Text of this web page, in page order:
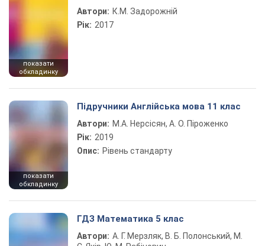
показати
обкладинку
Автори: К.М. Задорожній
Рік: 2017
показати
обкладинку
Підручники Англійська мова 11 клас
Автори: М.А. Нерсісян, А. О. Піроженко
Рік: 2019
Опис: Рівень стандарту
ГДЗ Математика 5 клас
Автори: А. Г. Мерзляк, В. Б. Полонський, М.